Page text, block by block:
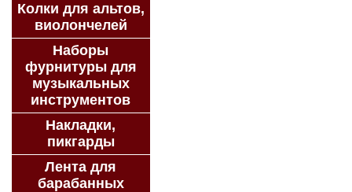
Колки для альтов,
виолончелей
Наборы
фурнитуры для
музыкальных
инструментов
Накладки,
пикгарды
Лента для
барабанных